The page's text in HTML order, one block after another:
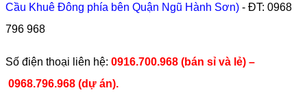
Cầu Khuê Đông phía bên Quận Ngũ Hành Sơn) - ĐT: 0968
796 968
​Số điện thoại liên hệ: 0916.700.968 (bán sỉ và lẻ) –
0968.796.968 (dự án).